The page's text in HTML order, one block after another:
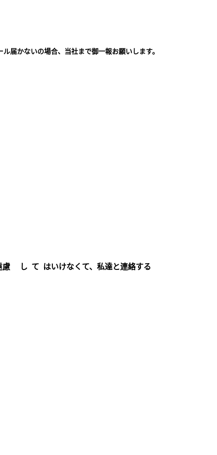
届かないの場合、当社まで御一報お願いします。
慮 し て はいけなくて、私達と連絡する